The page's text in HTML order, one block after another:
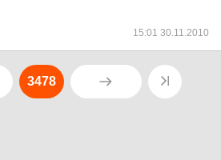
15:01 30.11.2010
3478